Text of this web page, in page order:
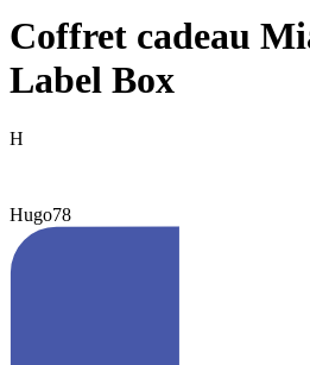
Coffret cadeau
Label Box
H
Hugo78